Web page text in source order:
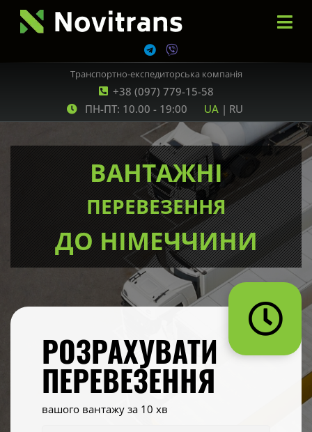
+38 (097) 779-15-58
Транспортно-експедиторська компанія
ПН-ПТ: 10.00 - 19:00 UA | RU
ВАНТАЖНІ
ПЕРЕВЕЗЕННЯ
ДО НІМЕЧЧИНИ
РОЗРАХУВАТИ
ПЕРЕВЕЗЕННЯ
вашого вантажу за 10 хв